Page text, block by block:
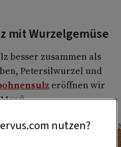
mit Wurzelgemüse
besser zusammen als
Petersilwurzel und
eröffnen wir
nutzen?